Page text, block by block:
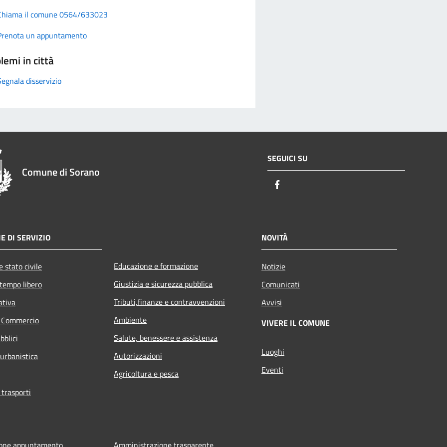
il comune 0564/633023
un appuntamento
in città
disservizio
Comune di Sorano
SEGUICI SU
DI SERVIZIO
stato civile
libero
Educazione e formazione
Giustizia e sicurezza pubblica
Tributi,finanze e contravvenzioni
Ambiente
Salute, benessere e assistenza
Autorizzazioni
Agricoltura e pesca
NOVITÀ
Notizie
Comunicati
Avvisi
VIVERE IL COMUNE
Luoghi
Eventi